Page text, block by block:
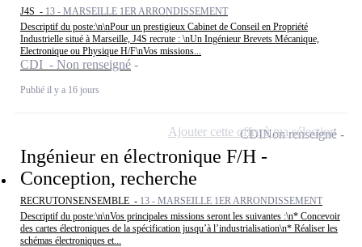
J4S - 13 - MARSEILLE 1ER ARRONDISSEMENT
Descriptif du poste:\n\nPour un prestigieux Cabinet de Conseil en Propriété
Industrielle situé à Marseille, J4S recrute : \nUn Ingénieur Brevets Mécanique,
Electronique ou Physique H/F\nVos missions...
CDI - Non renseigné
Publié il y a 16 jours
Ingénieur en électronique F/H -
Conception, recherche
RECRUTONSENSEMBLE - 13 - MARSEILLE 1ER ARRONDISSEMENT
Descriptif du poste:\n\nVos principales missions seront les suivantes :\n* Concevoir
des cartes électroniques de la spécification jusqu’à l’industrialisation\n* Réaliser les
schémas électroniques et...
CDINon renseigné
Ajouter cette offre à ma sélection